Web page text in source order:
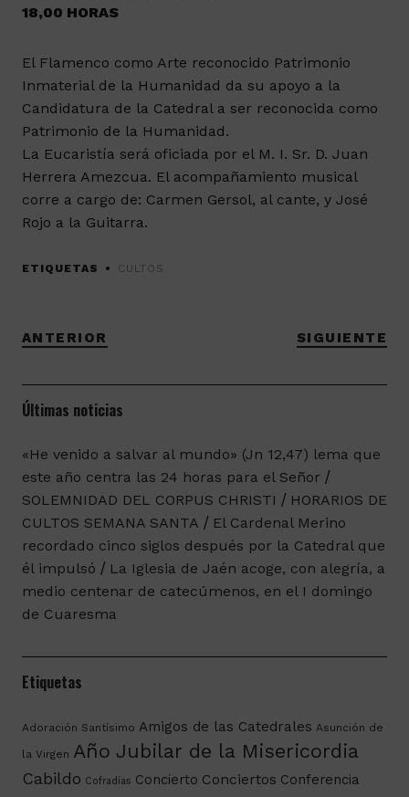
18,00 HORAS
El Flamenco como Arte reconocido Patrimonio
Inmaterial de la Humanidad da su apoyo a la
Candidatura de la Catedral a ser reconocida como
Patrimonio de la Humanidad.
La Eucaristía será oficiada por el M. I. Sr. D. Juan
Herrera Amezcua. El acompañamiento musical
corre a cargo de: Carmen Gersol, al cante, y José
Rojo a la Guitarra.
ETIQUETAS CULTOS
ANTERIOR SIGUIENTE
Últimas noticias
«He venido a salvar al mundo» (Jn 12,47) lema que
este año centra las 24 horas para el Señor
SOLEMNIDAD DEL CORPUS CHRISTI
HORARIOS DE
CULTOS SEMANA SANTA
El Cardenal Merino
recordado cinco siglos después por la Catedral que
él impulsó
La Iglesia de Jaén acoge, con alegría, a
medio centenar de catecúmenos, en el I domingo
de Cuaresma
Etiquetas
Adoración Santísimo Amigos de las Catedrales Asunción de
la Virgen Año Jubilar de la Misericordia
Cabildo Cofradías Concierto Conciertos Conferencia